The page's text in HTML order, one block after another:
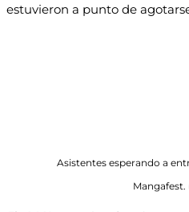
estuvieron a punto de
Asistentes esperando a
Mangafest.